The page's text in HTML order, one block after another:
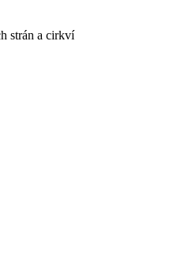
strán a cirkví